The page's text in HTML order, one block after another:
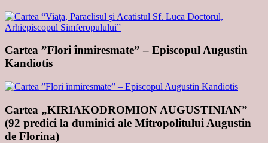
Cartea ”Flori înmiresmate” – Episcopul Augustin
Kandiotis
Cartea „KIRIAKODROMION AUGUSTINIAN”
(92 predici la duminici ale Mitropolitului Augustin
de Florina)